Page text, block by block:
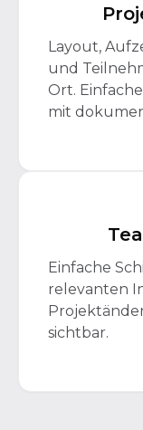
Layout,
und
Ort.
mit
Einfache
relevanten
sichtbar.